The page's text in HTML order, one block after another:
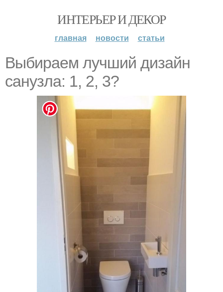
ИНТЕРЬЕР И ДЕКОР
главная новости статьи
Выбираем лучший дизайн
санузла: 1, 2, 3?